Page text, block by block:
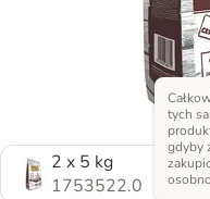
2 x 5 kg
1753522.0
tych
gdyby
osobno